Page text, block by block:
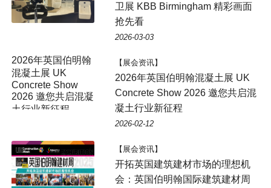
卫展 KBB Birmingham 精彩画面
抢先看
2026-03-03
2026年英国伯明翰
混凝土展 UK
Concrete Show
2026 邀您共启混凝
土行业新征程
【展会资讯】
2026年英国伯明翰混凝土展 UK
Concrete Show 2026 邀您共启混
凝土行业新征程
2026-02-12
【展会资讯】
开拓英国建筑建材市场的理想机
会：英国伯明翰国际建筑建材周